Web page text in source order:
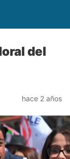
del
hace 2 años